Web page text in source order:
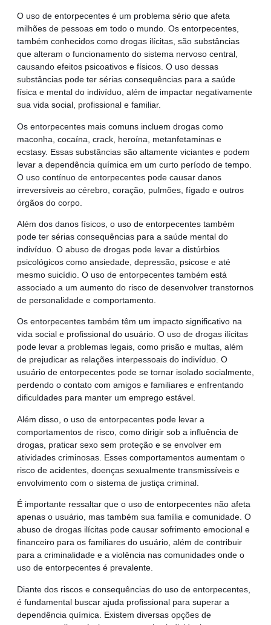
O uso de entorpecentes é um problema sério que afeta
milhões de pessoas em todo o mundo. Os entorpecentes,
também conhecidos como drogas ilícitas, são substâncias
que alteram o funcionamento do sistema nervoso central,
causando efeitos psicoativos e físicos. O uso dessas
substâncias pode ter sérias consequências para a saúde
física e mental do indivíduo, além de impactar negativamente
sua vida social, profissional e familiar.
Os entorpecentes mais comuns incluem drogas como
maconha, cocaína, crack, heroína, metanfetaminas e
ecstasy. Essas substâncias são altamente viciantes e podem
levar a dependência química em um curto período de tempo.
O uso contínuo de entorpecentes pode causar danos
irreversíveis ao cérebro, coração, pulmões, fígado e outros
órgãos do corpo.
Além dos danos físicos, o uso de entorpecentes também
pode ter sérias consequências para a saúde mental do
indivíduo. O abuso de drogas pode levar a distúrbios
psicológicos como ansiedade, depressão, psicose e até
mesmo suicídio. O uso de entorpecentes também está
associado a um aumento do risco de desenvolver transtornos
de personalidade e comportamento.
Os entorpecentes também têm um impacto significativo na
vida social e profissional do usuário. O uso de drogas ilícitas
pode levar a problemas legais, como prisão e multas, além
de prejudicar as relações interpessoais do indivíduo. O
usuário de entorpecentes pode se tornar isolado socialmente,
perdendo o contato com amigos e familiares e enfrentando
dificuldades para manter um emprego estável.
Além disso, o uso de entorpecentes pode levar a
comportamentos de risco, como dirigir sob a influência de
drogas, praticar sexo sem proteção e se envolver em
atividades criminosas. Esses comportamentos aumentam o
risco de acidentes, doenças sexualmente transmissíveis e
envolvimento com o sistema de justiça criminal.
É importante ressaltar que o uso de entorpecentes não afeta
apenas o usuário, mas também sua família e comunidade. O
abuso de drogas ilícitas pode causar sofrimento emocional e
financeiro para os familiares do usuário, além de contribuir
para a criminalidade e a violência nas comunidades onde o
uso de entorpecentes é prevalente.
Diante dos riscos e consequências do uso de entorpecentes,
é fundamental buscar ajuda profissional para superar a
dependência química. Existem diversas opções de